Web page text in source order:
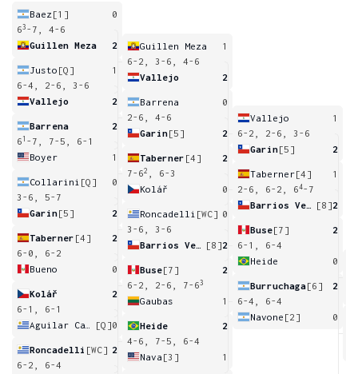
Baez [1]
0
63 -7, 4-6
Guillen Meza
2
Justo [Q]
1
6-4, 2-6, 3-6
Vallejo
2
Barrena
2
6 1 -7, 7-5, 6-1
Boyer
1
Collarini [Q]
0
3-6, 5-7
Garin[5] 2
Taberner [4]
2
6-0, 6-2
Bueno
0
Kolář
2
6-1, 6-1
[Q]0
Roncadelli [WC] 2
6-2, 6-4
Guillen Meza
1
6-2, 3-6, 4-6
Vallejo
2
Barrena
0
2-6, 4-6
Garin[5] 2
Taberner [4]
2
7-62
, 6-3
Kolář
0
Roncadelli [WC] 0
3-6, 3-6
[8]2
Buse[7]
2
6-2, 2-6, 7-63
Gaubas 1
Heide
2
4-6, 7-5, 6-4
Nava [3] 1
Vallejo
1
6-2, 2-6, 3-6
Garin[5] 2
Taberner[4]
1
2-6, 6-2, 64-7
[8]2
Buse[7]
2
6-1, 6-4
Heide
0
Burruchaga[6]
2
6-4, 6-4
Navone [2] 0